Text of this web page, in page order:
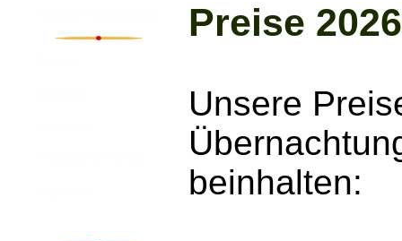
Preise
Unsere
beinhalten: